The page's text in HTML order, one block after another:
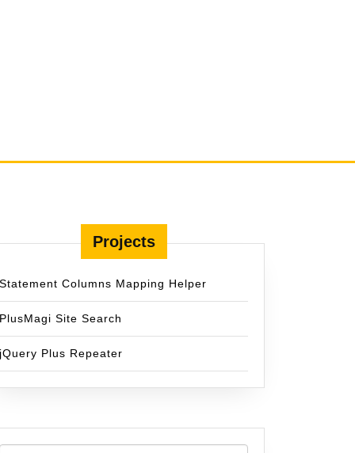
Projects
Statement Columns Mapping Helper
PlusMagi Site Search
jQuery Plus Repeater